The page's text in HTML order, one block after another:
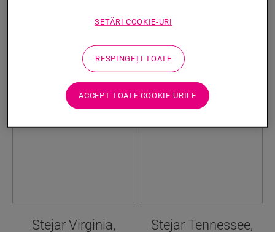
RON/m² LAMINATE
Preturi Recomandate
Stejar Virginia,
Stejar Tennessee,
SETĂRI COOKIE-URI
RESPINGEȚI TOATE
ACCEPT TOATE COOKIE-URILE